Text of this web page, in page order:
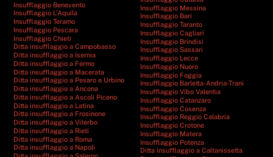
Insufflaggio Benevento
Insufflaggio L’Aquila
Insufflaggio Teramo
Insufflaggio Pescara
Insufflaggio Chieti
Ditta insufflaggio a Campobasso
Ditta insufflaggio a Isernia
Ditta insufflaggio a Fermo
Ditta insufflaggio a Macerata
Ditta insufflaggio a Pesaro e Urbino
Ditta insufflaggio a Ancona
Ditta insufflaggio a Ascoli Piceno
Ditta insufflaggio a Latina
Ditta insufflaggio a Frosinone
Ditta insufflaggio a Viterbo
Ditta insufflaggio a Rieti
Ditta insufflaggio a Roma
Ditta insufflaggio a Napoli
Insufflaggio Messina
Insufflaggio Bari
Insufflaggio Taranto
Insufflaggio Cagliari
Insufflaggio Brindisi
Insufflaggio Sassari
Insufflaggio Lecce
Insufflaggio Nuoro
Insufflaggio Foggia
Insufflaggio Barletta-Andria-Trani
Insufflaggio Vibo Valentia
Insufflaggio Catanzaro
Insufflaggio Cosenza
Insufflaggio Reggio Calabria
Insufflaggio Crotone
Insufflaggio Matera
Insufflaggio Potenza
Ditta insufflaggio a Caltanissetta